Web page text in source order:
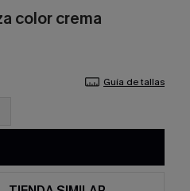
color crema
Guía de tallas